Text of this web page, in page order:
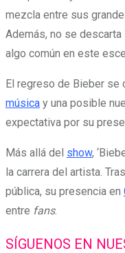
mezcla entre sus
Además, no se
algo común en este
El regreso de Bieber se
música y una posible
expectativa por su
Más allá del show,
la carrera del artista.
pública, su presencia en
entre fans.
SÍGUENOS EN